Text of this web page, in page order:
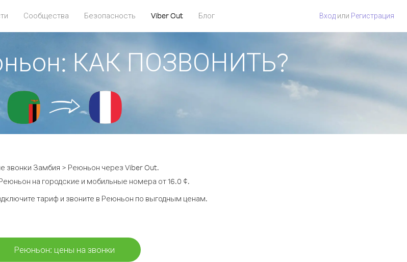
Сообщества Безопасность Viber Out Блог Вход или Регистрация
КАК ПОЗВОНИТЬ?
звонки Замбия > Реюньон через Viber Out.
на городские и мобильные номера от 16.0 ¢.
тариф и звоните в Реюньон по выгодным ценам.
Реюньон: цены на звонки